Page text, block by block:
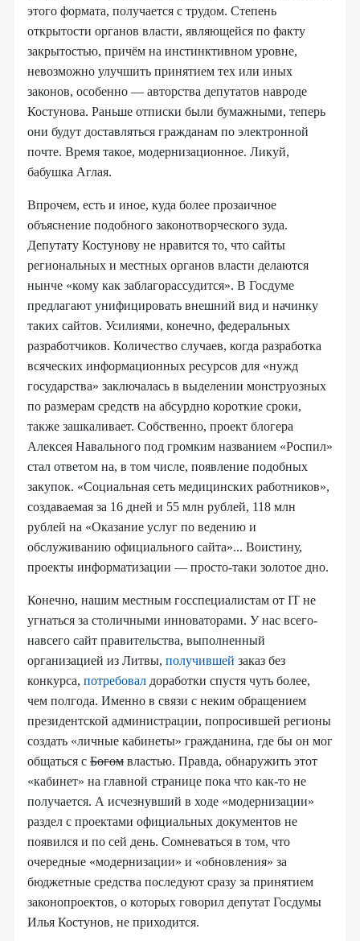
этого формата, получается с трудом. Степень
открытости органов власти, являющейся по факту
закрытостью, причём на инстинктивном уровне,
невозможно улучшить принятием тех или иных
законов, особенно — авторства депутатов навроде
Костунова. Раньше отписки были бумажными, теперь
они будут доставляться гражданам по электронной
почте. Время такое, модернизационное. Ликуй,
бабушка Аглая.
Впрочем, есть и иное, куда более прозаичное
объяснение подобного законотворческого зуда.
Депутату Костунову не нравится то, что сайты
региональных и местных органов власти делаются
нынче «кому как заблагорассудится». В Госдуме
предлагают унифицировать внешний вид и начинку
таких сайтов. Усилиями, конечно, федеральных
разработчиков. Количество случаев, когда разработка
всяческих информационных ресурсов для «нужд
государства» заключалась в выделении монструозных
по размерам средств на абсурдно короткие сроки,
также зашкаливает. Собственно, проект блогера
Алексея Навального под громким названием «Роспил»
стал ответом на, в том числе, появление подобных
закупок. «Социальная сеть медицинских работников»,
создаваемая за 16 дней и 55 млн рублей, 118 млн
рублей на «Оказание услуг по ведению и
обслуживанию официального сайта»... Воистину,
проекты информатизации — просто-таки золотое дно.
Конечно, нашим местным госспециалистам от IT не
угнаться за столичными инноваторами. У нас всего-
навсего сайт правительства, выполненный
организацией из Литвы, получившей заказ без
конкурса, потребовал доработки спустя чуть более,
чем полгода. Именно в связи с неким обращением
президентской администрации, попросившей регионы
создать «личные кабинеты» гражданина, где бы он мог
общаться с Богом властью. Правда, обнаружить этот
«кабинет» на главной странице пока что как-то не
получается. А исчезнувший в ходе «модернизации»
раздел с проектами официальных документов не
появился и по сей день. Сомневаться в том, что
очередные «модернизации» и «обновления» за
бюджетные средства последуют сразу за принятием
законопроектов, о которых говорил депутат Госдумы
Илья Костунов, не приходится.